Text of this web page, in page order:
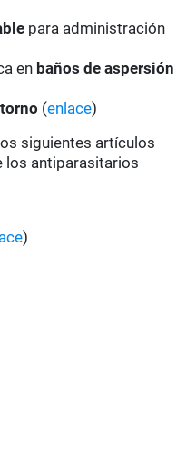
para administración
en baños de aspersión
(enlace)
siguientes artículos
los antiparasitarios
)